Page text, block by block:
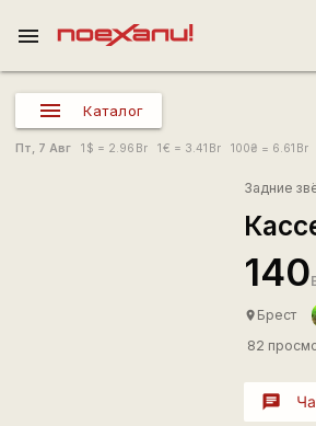
menu
Каталог
Пт, 7 Авг 1 $ = 2.96 Br 1€ = 3.41 Br 100₴ = 6.61 Br
Задние
140
place Брест
82
chat